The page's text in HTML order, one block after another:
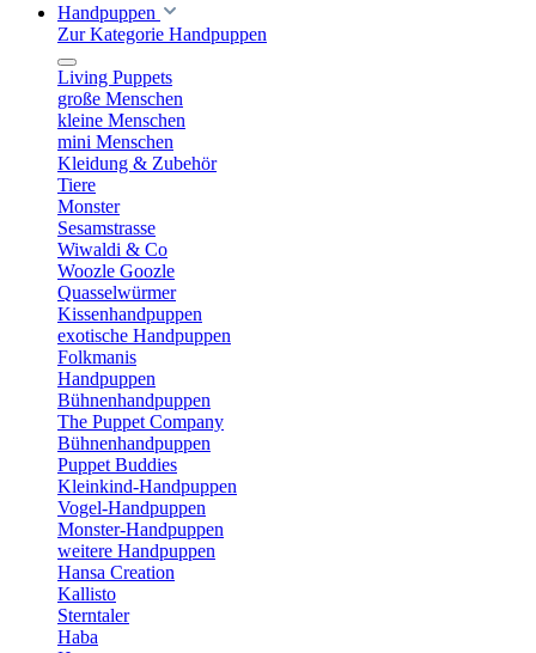
Handpuppen
Zur Kategorie Handpuppen
Living Puppets
große Menschen
kleine Menschen
mini Menschen
Kleidung & Zubehör
Tiere
Monster
Sesamstrasse
Wiwaldi & Co
Woozle Goozle
Quasselwürmer
Kissenhandpuppen
exotische Handpuppen
Folkmanis
Handpuppen
Bühnenhandpuppen
The Puppet Company
Bühnenhandpuppen
Puppet Buddies
Kleinkind-Handpuppen
Vogel-Handpuppen
Monster-Handpuppen
weitere Handpuppen
Hansa Creation
Kallisto
Sterntaler
Haba